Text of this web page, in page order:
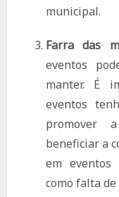
municipal.
Farra das
eventos
manter. É
eventos
promover
beneficiar a
em eventos
como falta